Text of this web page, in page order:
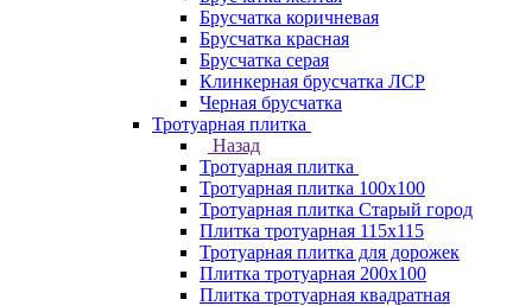
Брусчатка коричневая
Брусчатка красная
Брусчатка серая
Клинкерная брусчатка ЛСР
Черная брусчатка
Тротуарная плитка
Назад
Тротуарная плитка
Тротуарная плитка 100x100
Тротуарная плитка Старый город
Плитка тротуарная 115x115
Тротуарная плитка для дорожек
Плитка тротуарная 200х100
Плитка тротуарная квадратная